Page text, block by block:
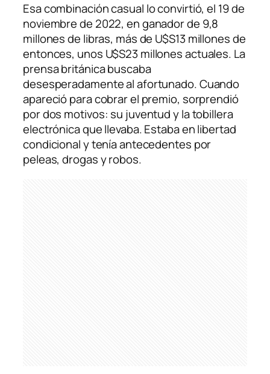
Esa combinación casual lo convirtió, el 19 de
noviembre de 2022, en ganador de 9,8
millones de libras, más de U$S13 millones de
entonces, unos U$S23 millones actuales. La
prensa británica buscaba
desesperadamente al afortunado. Cuando
apareció para cobrar el premio, sorprendió
por dos motivos: su juventud y la tobillera
electrónica que llevaba. Estaba en libertad
condicional y tenía antecedentes por
peleas, drogas y robos.